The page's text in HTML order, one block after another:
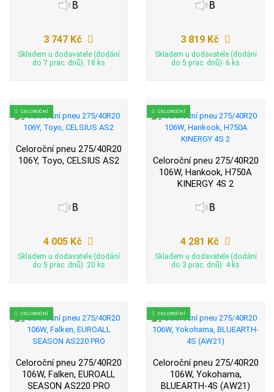
3 747 Kč
Skladem u dodavatele (dodání
do 7 prac. dnů): 18 ks
3 819 Kč
Skladem u dodavatele (dodání
do 5 prac. dnů): 6 ks
CELOROČNÍ
Celoroční pneu 275/40R20
106Y, Toyo, CELSIUS AS2
4 005 Kč
Skladem u dodavatele (dodání
do 5 prac. dnů): 20 ks
CELOROČNÍ
Celoroční pneu 275/40R20
106W, Hankook, H750A
KINERGY 4S 2
4 281 Kč
Skladem u dodavatele (dodání
do 3 prac. dnů): 4 ks
CELOROČNÍ
Celoroční pneu 275/40R20
106W, Falken, EUROALL
SEASON AS220 PRO
CELOROČNÍ
Celoroční pneu 275/40R20
106W, Yokohama,
BLUEARTH-4S (AW21)